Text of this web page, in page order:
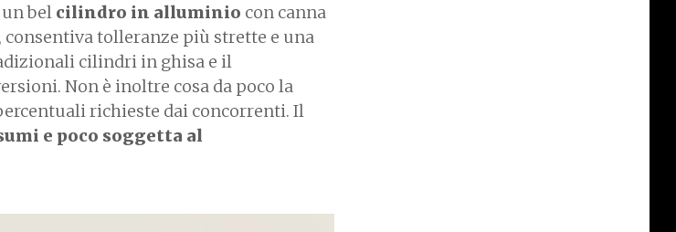
bel cilindro in alluminio con canna
tolleranze più strette e una
cilindri in ghisa e il
Non è inoltre cosa da poco la
richieste dai concorrenti. Il
e poco soggetta al